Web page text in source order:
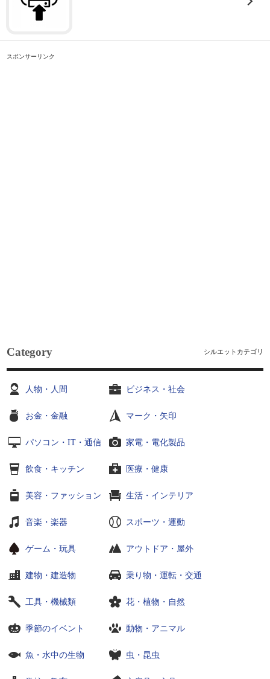
スポンサーリンク
Category シルエットカテゴリ
人物・人間 ビジネス・社会
お金・金融 マーク・矢印
パソコン・IT・通信 家電・電化製品
飲食・キッチン 医療・健康
美容・ファッション 生活・インテリア
音楽・楽器 スポーツ・運動
ゲーム・玩具 アウトドア・屋外
建物・建造物 乗り物・運転・交通
工具・機械類 花・植物・自然
季節のイベント 動物・アニマル
魚・水中の生物 虫・昆虫